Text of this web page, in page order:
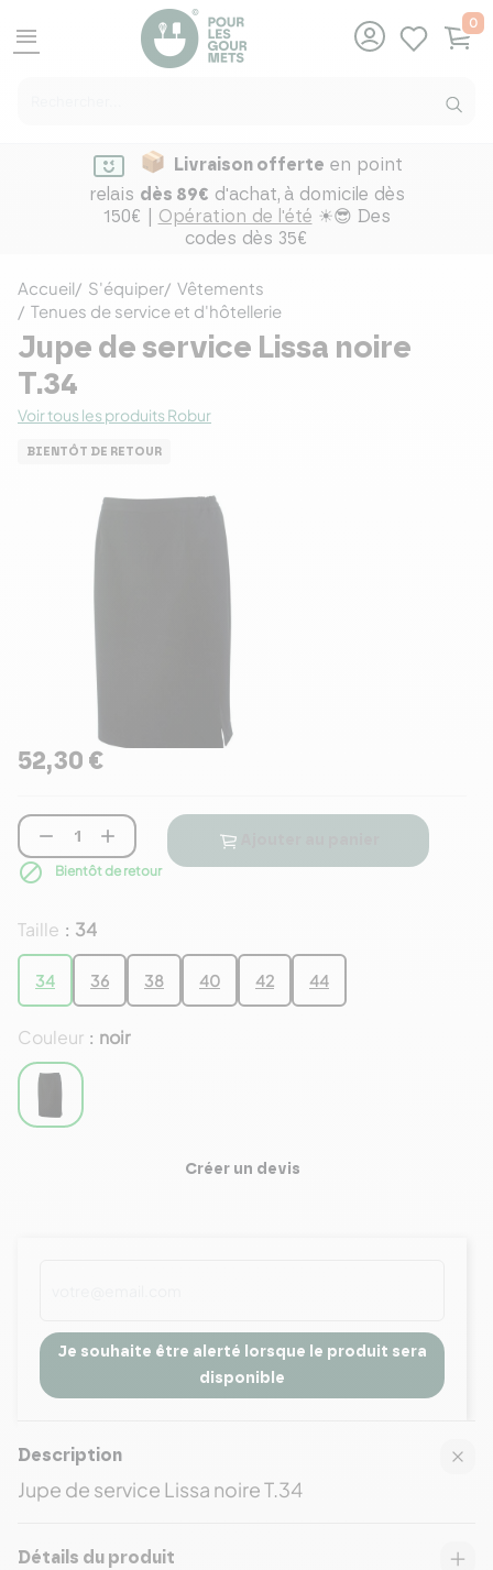
menu
0
Livraison offerte en point
relais dès 89€ d'achat, à domicile dès
150€ | Opération de l'été ☀😎 Des
codes dès 35€
Accueil S'équiper
Vêtements
Tenues de service et d'hôtellerie
Jupe de service Lissa noire
T.34
Voir tous les produits Robur
BIENTÔT DE RETOUR
52,30 €
Taille : 34
34 36 38 40 42 44
Couleur : noir
 
 Bientôt de retour
Créer un devis
Je souhaite être alerté lorsque le produit sera
disponible
Description
Jupe de service Lissa noire T.34
Détails du produit